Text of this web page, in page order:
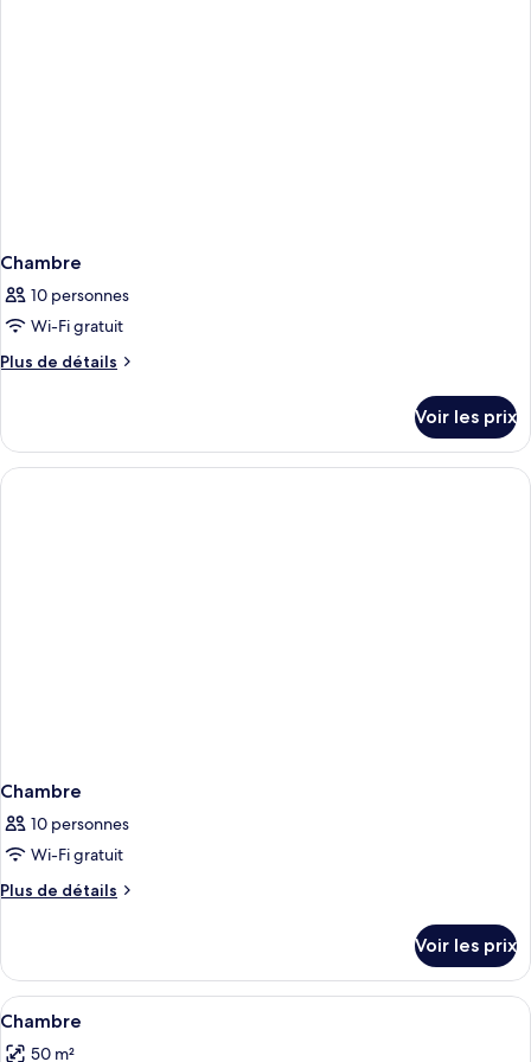
Chambre
10 personnes
Wi-Fi gratuit
Plus de détails
Plus
le
type
de
Voir les prix
Chambre
10 personnes
Wi-Fi gratuit
Plus de détails
Plus
le
type
de
Voir les prix
Afficher
toutes
Rideaux occultants, fer et planche à
19
Chambre
50 m²